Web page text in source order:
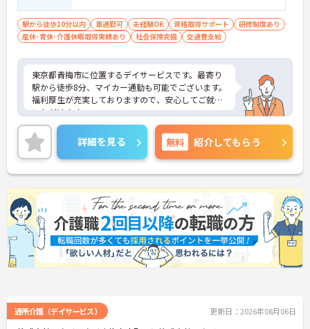
駅から徒歩10分以内 車通勤可 未経験OK 資格取得サポート
研修制度あり
産休･育休･介護休暇取得実績あり
社会保険完備 交通費支給
東京都青梅市に位置するデイサービスです。最寄り
駅から徒歩8分、マイカー通勤も可能でございます。
福利厚生が充実しておりますので、安心してご就業
いただけます。
週1日からのご勤務が可能ですので、ご自身の生活
スタイルに合わせて無理のない範囲で働いていただ
けます。
ご興味のある方には、面接対策ポイントなど、さら
に詳細をお話しいたしますのでお気軽にご相談くだ
さい！
詳細を見る 無料 紹介してもらう
通所介護（デイサービス） 更新日：2026年08月06日